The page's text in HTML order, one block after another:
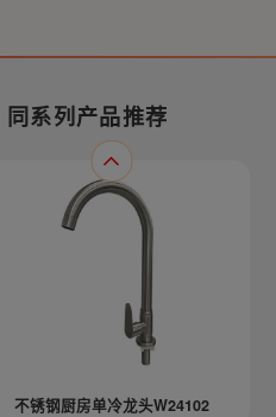
同系列产品推荐
锈钢单把冷热厨房龙头WP29208-
B
不锈钢厨房单冷龙头W24102